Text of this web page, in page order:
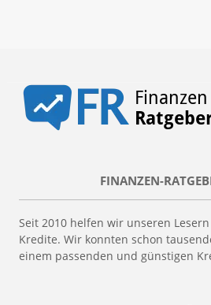
FINANZEN-
Seit 2010 helfen wir unseren
Kredite. Wir konnten schon
einem passenden und günstigen